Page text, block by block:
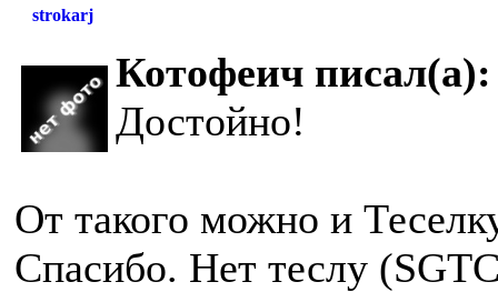
strokarj
Котофеич писал(а):
Достойно!
От такого можно и
Спасибо. Нет теслу